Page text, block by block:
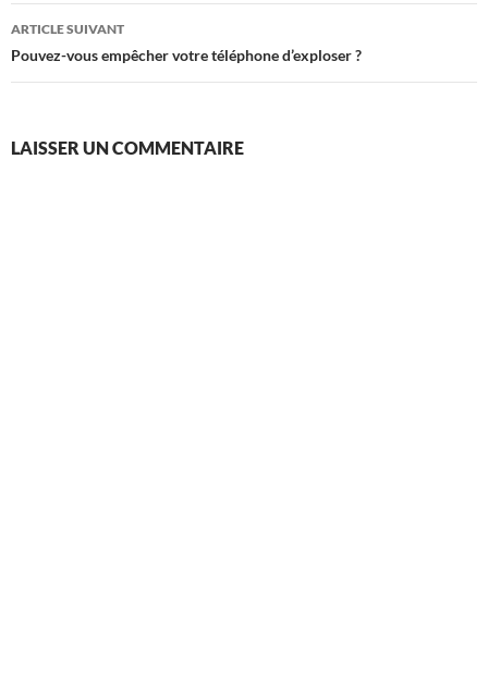
articles
ARTICLE SUIVANT
Pouvez-vous empêcher votre téléphone d’exploser ?
LAISSER UN COMMENTAIRE